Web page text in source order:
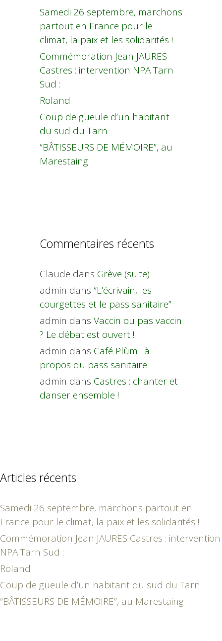
Samedi 26 septembre, marchons
partout en France pour le
climat, la paix et les solidarités !
Commémoration Jean JAURES
Castres : intervention NPA Tarn
Sud :
Roland
Coup de gueule d’un habitant
du sud du Tarn
“BÂTISSEURS DE MÉMOIRE”, au
Marestaing
Commentaires récents
Claude dans Grève (suite)
admin dans “L’écrivain, les
courgettes et le pass sanitaire”
admin dans Vaccin ou pas vaccin
? Le débat est ouvert !
admin dans Café Plùm : à
propos du pass sanitaire
admin dans Castres : chanter et
danser ensemble !
Articles récents
Samedi 26 septembre, marchons partout en
France pour le climat, la paix et les solidarités !
Commémoration Jean JAURES Castres : intervention
NPA Tarn Sud :
Roland
Coup de gueule d’un habitant du sud du Tarn
“BÂTISSEURS DE MÉMOIRE”, au Marestaing